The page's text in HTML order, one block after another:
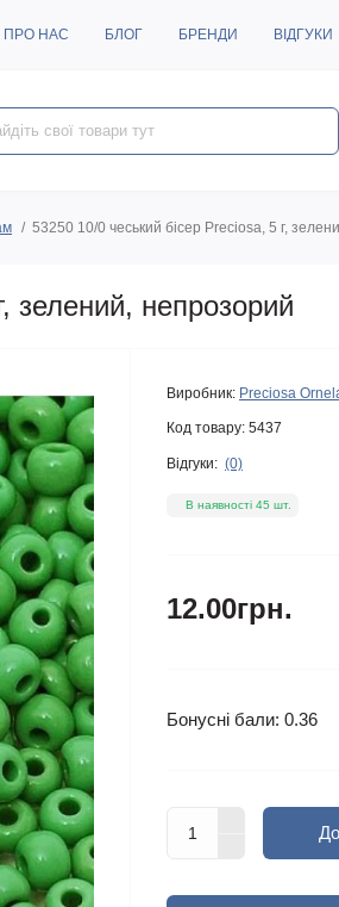
ПРО НАС БЛОГ БРЕНДИ ВІДГУКИ
53250 10/0 чеський бісер Preciosa, 5 г,
зелений, непрозорий
Виробник: Preciosa
Код товару: 5437
Відгуки: (0)
В наявності 45 шт.
12.00грн.
Бонусні бали: 0.36